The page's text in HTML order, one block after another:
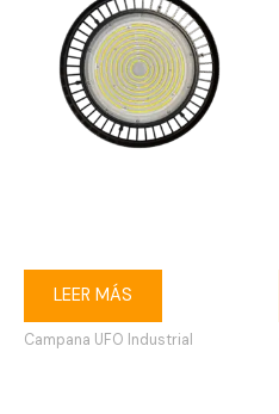
LEER MÁS
Campana UFO Industrial